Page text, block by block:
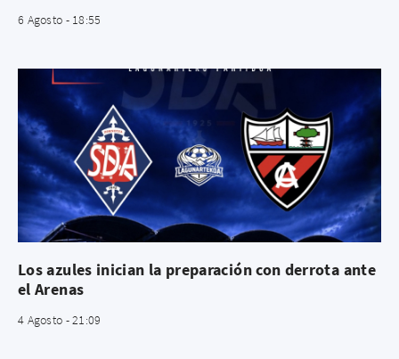
6 Agosto - 18:55
Los azules inician la preparación con derrota ante
el Arenas
4 Agosto - 21:09